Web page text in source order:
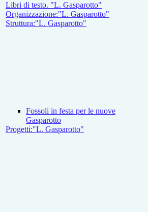
Libri di testo. "L. Gasparotto"
Organizzazione:"L. Gasparotto"
Struttura:"L. Gasparotto"
Fossoli in festa per le nuove
Gasparotto
Progetti:"L. Gasparotto"